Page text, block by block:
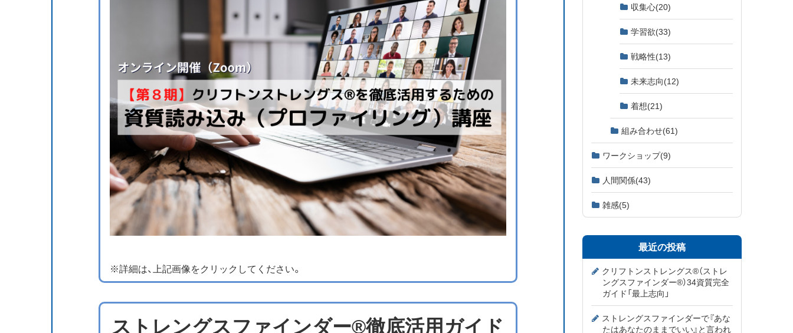
※詳細は、上記画像をクリックしてください。
ストレングスファインダー®徹底活用ガイド
収集心(20)
学習欲(33)
戦略性(13)
未来志向(12)
着想(21)
組み合わせ(61)
ワークショップ(9)
人間関係(43)
雑感(5)
最近の投稿
クリフトンストレングス®（ストレ
ングスファインダー®）34資質完全
ガイド「最上志向」
ストレングスファインダーで『あな
たはあなたのままでいい』と言われ